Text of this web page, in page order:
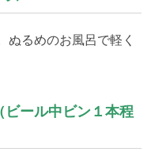
ぬるめのお風呂で軽く
ビール中ビン１本程